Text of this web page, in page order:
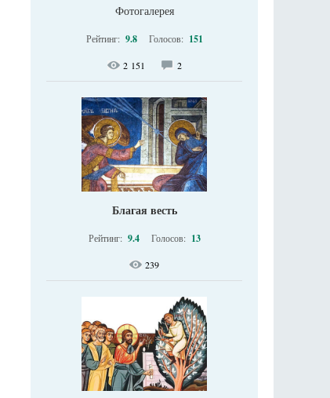
Фотогалерея
Рейтинг: 9.8 Голосов: 151
2 151 2
Благая весть
Рейтинг: 9.4 Голосов: 13
239